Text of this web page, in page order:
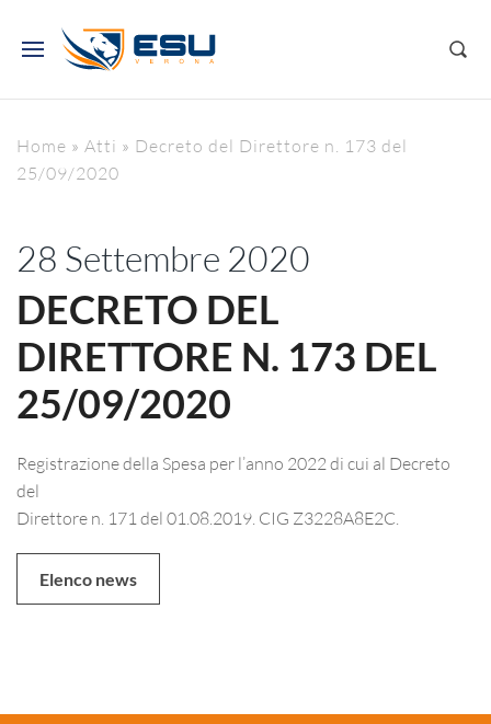
Home » Atti » Decreto del Direttore n. 173 del
25/09/2020
28 Settembre 2020
DECRETO DEL
DIRETTORE N. 173 DEL
25/09/2020
Registrazione della Spesa per l’anno 2022 di cui al Decreto
del
Direttore n. 171 del 01.08.2019. CIG Z3228A8E2C.
Elenco news